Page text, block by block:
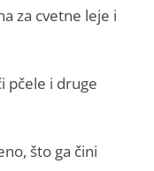
za cvetne leje i
pčele i druge
što ga čini